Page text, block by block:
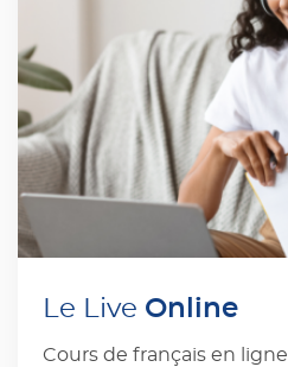
Le Live Online
Cours de français en ligne